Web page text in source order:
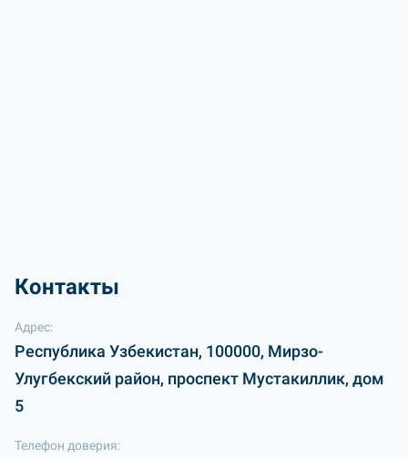
Контакты
Адрес:
Республика Узбекистан, 100000, Мирзо-
Улугбекский район, проспект Мустакиллик, дом
5
Телефон доверия: